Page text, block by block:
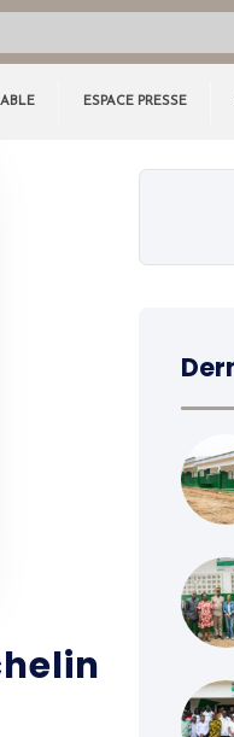
ESPACE PRESSE